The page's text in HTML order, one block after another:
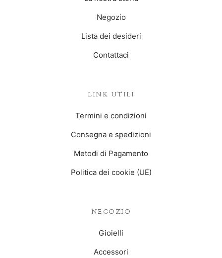
LINK UTILI
Termini e condizioni
Consegna e spedizioni
Metodi di Pagamento
Politica dei cookie (UE)
NEGOZIO
Gioielli
Accessori
Negozio
Lista dei desideri
Contattaci